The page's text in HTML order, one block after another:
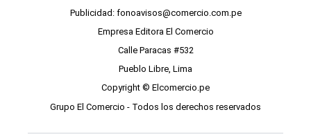
Publicidad: fonoavisos@comercio.com.pe
Empresa Editora El Comercio
Calle Paracas #532
Pueblo Libre, Lima
Copyright © Elcomercio.pe
Grupo El Comercio - Todos los derechos reservados